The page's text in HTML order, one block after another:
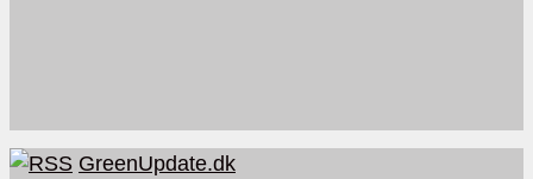
GreenUpdate.dk